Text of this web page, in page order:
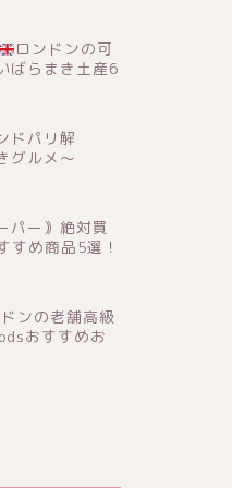
ロンドンの可
ばらまき土産6
ドパリ解
グルメ〜
パー｠絶対買
すめ商品5選！
ンの老舗高級
おすすめお